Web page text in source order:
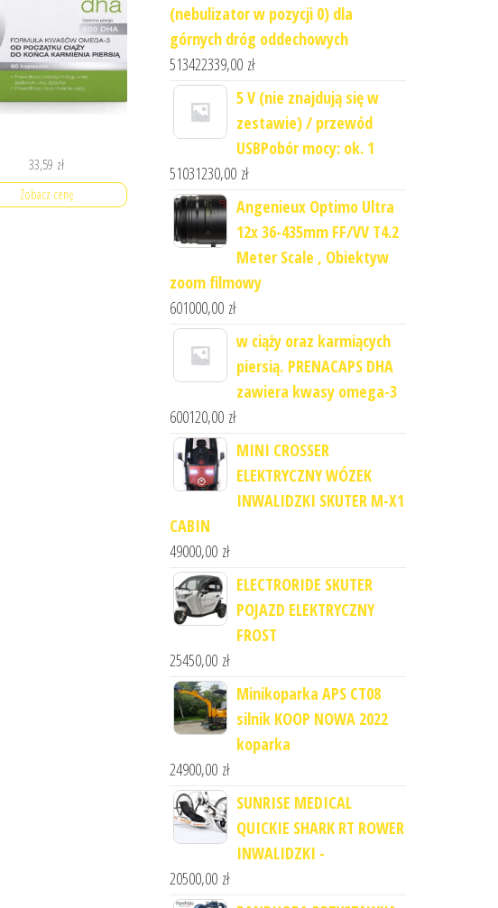
33,59 zł
Zobacz cenę
(nebulizator w pozycji 0) dla
górnych dróg oddechowych
513422339,00 zł
5 V (nie znajdują się w
zestawie) / przewód
USBPobór mocy: ok. 1
51031230,00 zł
Angenieux Optimo Ultra
12x 36-435mm FF/VV T4.2
Meter Scale , Obiektyw
zoom filmowy
601000,00 zł
w ciąży oraz karmiących
piersią. PRENACAPS DHA
zawiera kwasy omega-3
600120,00 zł
MINI CROSSER
ELEKTRYCZNY WÓZEK
INWALIDZKI SKUTER M-X1
CABIN
49000,00 zł
ELECTRORIDE SKUTER
POJAZD ELEKTRYCZNY
FROST
25450,00 zł
Minikoparka APS CT08
silnik KOOP NOWA 2022
koparka
24900,00 zł
SUNRISE MEDICAL
QUICKIE SHARK RT ROWER
INWALIDZKI -
20500,00 zł